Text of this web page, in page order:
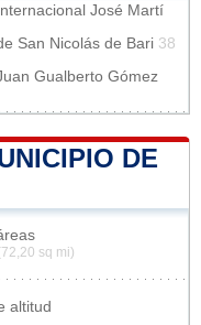
José Martí
San Nicolás de Bari 38
Gualberto Gómez
DE
sq mi)
altitud